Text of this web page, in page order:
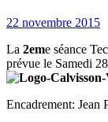
22 novembre 2015
La 2eme séance
prévue le Samedi
Encadrement: